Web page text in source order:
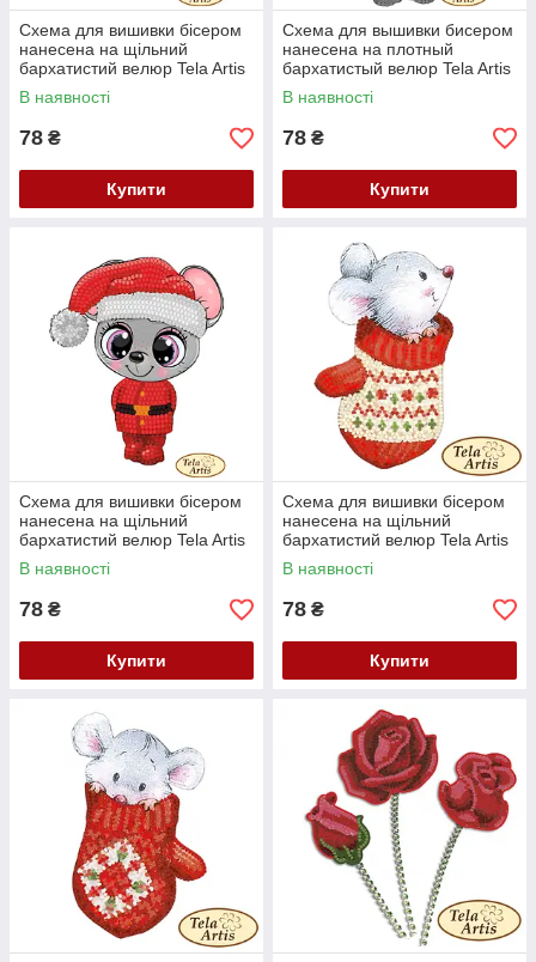
Схема для вишивки бісером
нанесена на щільний
бархатистий велюр Tela Artis
Мишка маленька ВЛ-018
В наявності
78 ₴
Купити
Схема для вышивки бисером
нанесена на плотный
бархатистый велюр Tela Artis
Мышь-малыш ВЛ-019
В наявності
78 ₴
Купити
Схема для вишивки бісером
нанесена на щільний
бархатистий велюр Tela Artis
Мишеня Санта ВЛ-020
В наявності
78 ₴
Купити
Схема для вишивки бісером
нанесена на щільний
бархатистий велюр Tela Artis
Мишеня в рукавичці ВЛ-021
В наявності
78 ₴
Купити